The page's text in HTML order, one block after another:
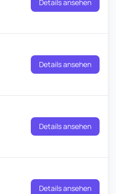
Details ansehen
Details ansehen
Details ansehen
Details ansehen